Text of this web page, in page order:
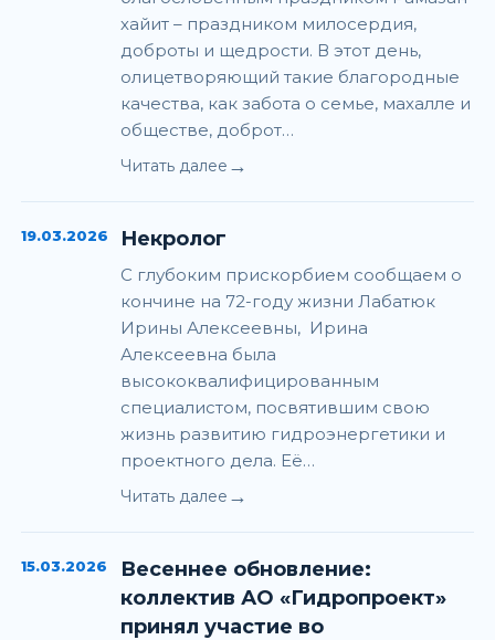
хайит – праздником милосердия,
доброты и щедрости. В этот день,
олицетворяющий такие благородные
качества, как забота о семье, махалле и
обществе, доброт…
Читать далее →
19.03.2026 Некролог
С глубоким прискорбием сообщаем о
кончине на 72-году жизни Лабатюк
Ирины Алексеевны, Ирина
Алексеевна была
высококвалифицированным
специалистом, посвятившим свою
жизнь развитию гидроэнергетики и
проектного дела. Её…
Читать далее →
15.03.2026
Весеннее обновление:
коллектив АО «Гидропроект»
принял участие во